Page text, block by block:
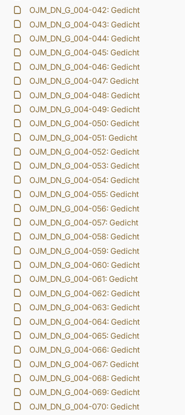
OJM_DN_G_004-042: Gedicht
OJM_DN_G_004-043: Gedicht
OJM_DN_G_004-044: Gedicht
OJM_DN_G_004-045: Gedicht
OJM_DN_G_004-046: Gedicht
OJM_DN_G_004-047: Gedicht
OJM_DN_G_004-048: Gedicht
OJM_DN_G_004-049: Gedicht
OJM_DN_G_004-050: Gedicht
OJM_DN_G_004-051: Gedicht
OJM_DN_G_004-052: Gedicht
OJM_DN_G_004-053: Gedicht
OJM_DN_G_004-054: Gedicht
OJM_DN_G_004-055: Gedicht
OJM_DN_G_004-056: Gedicht
OJM_DN_G_004-057: Gedicht
OJM_DN_G_004-058: Gedicht
OJM_DN_G_004-059: Gedicht
OJM_DN_G_004-060: Gedicht
OJM_DN_G_004-061: Gedicht
OJM_DN_G_004-062: Gedicht
OJM_DN_G_004-063: Gedicht
OJM_DN_G_004-064: Gedicht
OJM_DN_G_004-065: Gedicht
OJM_DN_G_004-066: Gedicht
OJM_DN_G_004-067: Gedicht
OJM_DN_G_004-068: Gedicht
OJM_DN_G_004-069: Gedicht
OJM_DN_G_004-070: Gedicht